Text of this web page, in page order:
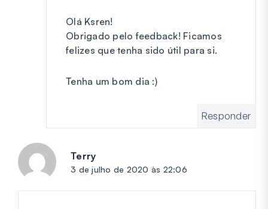
Olá Ksren!
Obrigado pelo feedback! Ficamos
felizes que tenha sido útil para si.
Tenha um bom dia :)
Responder
Terry
3 de julho de 2020 às 22:06